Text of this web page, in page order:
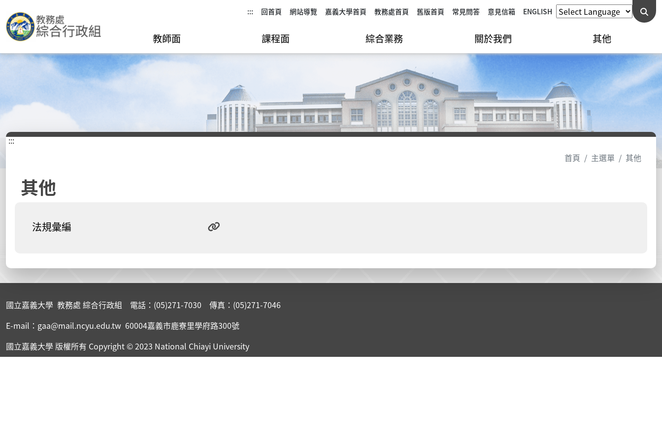
::: 回首頁 網站導覽 嘉義大學首頁 教務處首頁 舊版首頁 常見問答 意見信箱 ENGLISH
教師面 課程面 綜合業務 關於我們 其他
:::
首頁
主選單 其他
其他
法規彙編
國立嘉義大學 教務處 綜合行政組 電話：(05)271-7030 傳真：(05)271-7046
E-mail：gaa@mail.ncyu.edu.tw 60004嘉義市鹿寮里學府路300號
國立嘉義大學 版權所有 Copyright © 2023 National Chiayi University